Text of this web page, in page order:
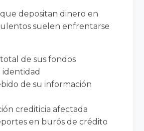
que depositan dinero en
suelen enfrentarse
de sus fondos
identidad
de su información
crediticia afectada
en burós de crédito